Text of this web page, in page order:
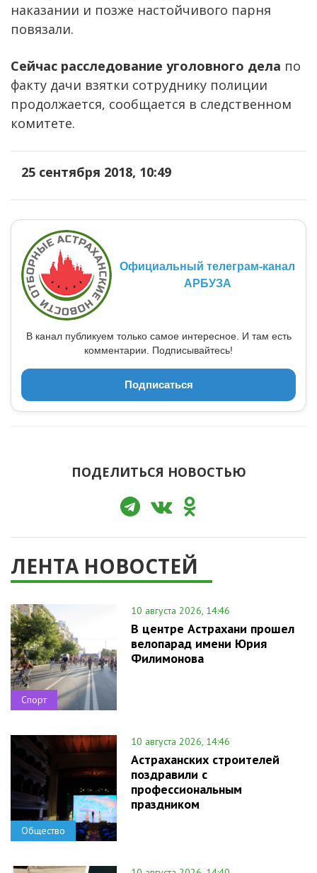
наказании и позже настойчивого парня
повязали.
Сейчас расследование уголовного дела по
факту дачи взятки сотруднику полиции
продолжается, сообщается в следственном
комитете.
25 сентября 2018, 10:49
Официальный телеграм-канал
АРБУЗА
В канал публикуем только самое интересное. И там есть
комментарии. Подписывайтесь!
Подписаться
ПОДЕЛИТЬСЯ НОВОСТЬЮ
ЛЕНТА НОВОСТЕЙ
Спорт
10 августа 2026, 14:46
В центре Астрахани прошел
велопарад имени Юрия
Филимонова
Общество
10 августа 2026, 14:46
Астраханских строителей
поздравили с
профессиональным
праздником